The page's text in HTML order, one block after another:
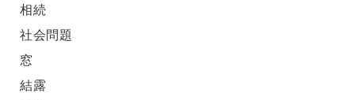
相続
社会問題
窓
結露